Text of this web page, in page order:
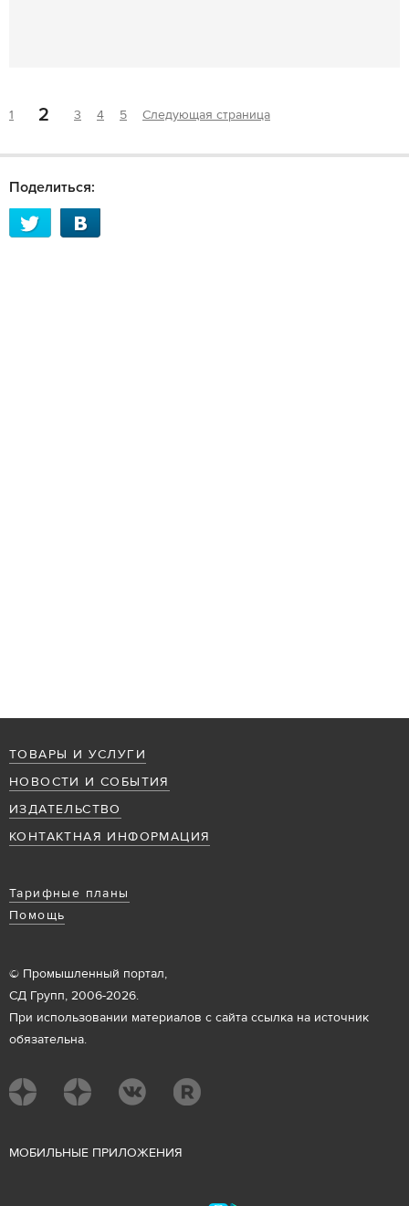
1 2 3 4 5 Следующая страница
Поделиться:
ТОВАРЫ И УСЛУГИ
НОВОСТИ И СОБЫТИЯ
ИЗДАТЕЛЬСТВО
КОНТАКТНАЯ ИНФОРМАЦИЯ
Тарифные планы
Помощь
© Промышленный портал,
СД Групп, 2006-2026.
При использовании материалов с сайта ссылка на источник
обязательна.
МОБИЛЬНЫЕ ПРИЛОЖЕНИЯ